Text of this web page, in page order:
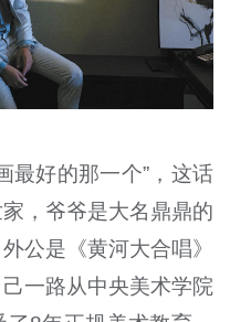
最好的那一个”，这话
，爷爷是大名鼎鼎的
公是《黄河大合唱》
一路从中央美术学院